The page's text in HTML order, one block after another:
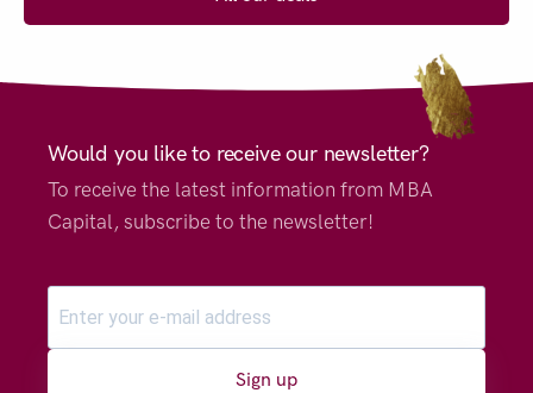
Would you like to receive our newsletter?
To receive the latest information from MBA
Capital, subscribe to the newsletter!
Sign up